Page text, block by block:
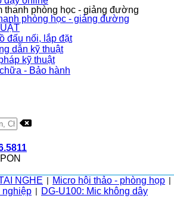
phòng học - giảng đường
đấu nối, lắp đặt
dẫn kỹ thuật
kỹ thuật
- Bảo hành
NGHE Micro hội thảo - phòng họp
nghiệp DG-U100: Mic không dây